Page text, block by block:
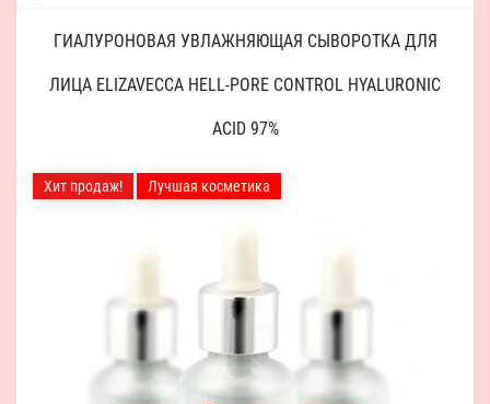
ГИАЛУРОНОВАЯ УВЛАЖНЯЮЩАЯ СЫВОРОТКА ДЛЯ
ЛИЦА ELIZAVECCA HELL-PORE CONTROL HYALURONIC
ACID 97%
Хит продаж! Лучшая косметика